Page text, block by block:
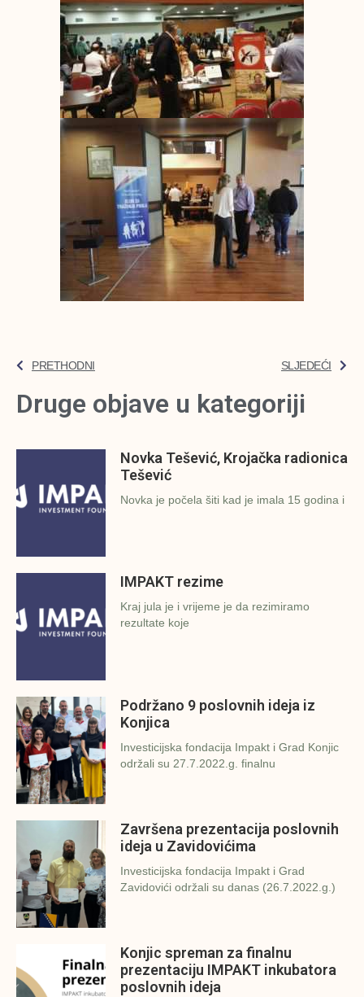
PRETHODNI SLJEDEĆI
Druge objave u kategoriji
Novka Tešević, Krojačka radionica
Tešević
Novka je počela šiti kad je imala 15 godina i
IMPAKT rezime
Kraj jula je i vrijeme je da rezimiramo
rezultate koje
Podržano 9 poslovnih ideja iz
Konjica
Investicijska fondacija Impakt i Grad Konjic
održali su 27.7.2022.g. finalnu
Završena prezentacija poslovnih
ideja u Zavidovićima
Investicijska fondacija Impakt i Grad
Zavidovići održali su danas (26.7.2022.g.)
Konjic spreman za finalnu
prezentaciju IMPAKT inkubatora
poslovnih ideja